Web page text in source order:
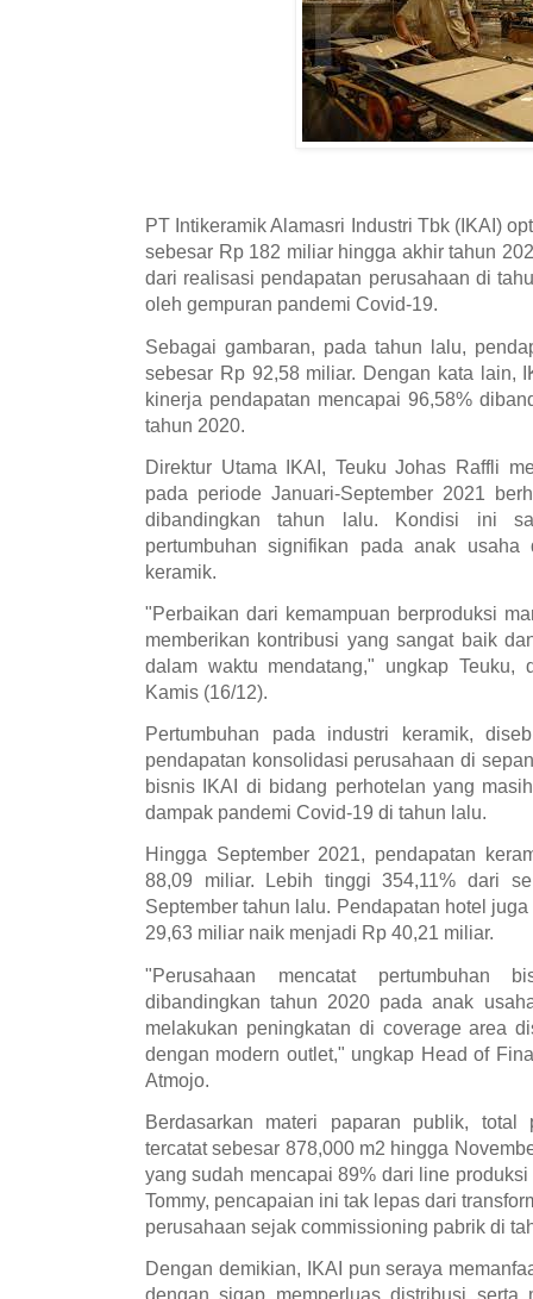
PT Intikeramik Alamasri Industri Tbk (IKAI)
sebesar Rp 182 miliar hingga akhir tahun
dari realisasi pendapatan perusahaan di
oleh gempuran pandemi Covid-19.
Sebagai gambaran, pada tahun lalu,
sebesar Rp 92,58 miliar. Dengan kata lain,
kinerja pendapatan mencapai 96,58%
tahun 2020.
Direktur Utama IKAI, Teuku Johas Raffli
pada periode Januari-September 2021
dibandingkan tahun lalu. Kondisi ini
pertumbuhan signifikan pada anak
keramik.
"Perbaikan dari kemampuan berproduksi
memberikan kontribusi yang sangat baik
dalam waktu mendatang," ungkap Teuku,
Kamis (16/12).
Pertumbuhan pada industri keramik,
pendapatan konsolidasi perusahaan di
bisnis IKAI di bidang perhotelan yang
dampak pandemi Covid-19 di tahun lalu.
Hingga September 2021, pendapatan
88,09 miliar. Lebih tinggi 354,11% dari
September tahun lalu. Pendapatan hotel
29,63 miliar naik menjadi Rp 40,21 miliar.
"Perusahaan mencatat pertumbuhan
dibandingkan tahun 2020 pada anak
melakukan peningkatan di coverage area
dengan modern outlet," ungkap Head of
Atmojo.
Berdasarkan materi paparan publik, total
tercatat sebesar 878,000 m2 hingga
yang sudah mencapai 89% dari line
Tommy, pencapaian ini tak lepas dari
perusahaan sejak commissioning pabrik di
Dengan demikian, IKAI pun seraya
dengan sigap memperluas distribusi serta